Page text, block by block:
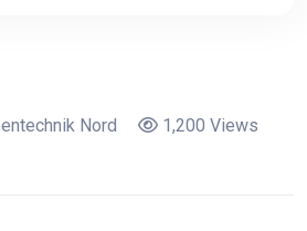
Nord
1,200 Views